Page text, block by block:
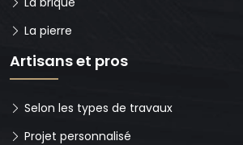
La pierre
Artisans et pros
Selon les types de travaux
Projet personnalisé